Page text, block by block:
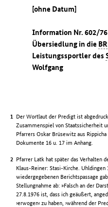
[ohne Datum]
Information Nr. 602/
Übersiedlung in die
Leistungssportler des
Wolfgang
Der Wortlaut der Predigt ist
Zusammenspiel von Staatssicherheit
Pfarrers Oskar Brüsewitz aus
Dokumente 16 u. 17 im Anhang.
Pfarrer Latk hat später das Verhalten
Klaus-Reiner: Stasi-Kirche.
wiedergegebenen Berichtspassage
Stellungnahme ab: »Falsch an der
27.8.1976 ist, dass ich geäußert,
›erwogen‹ zu haben, ›während der